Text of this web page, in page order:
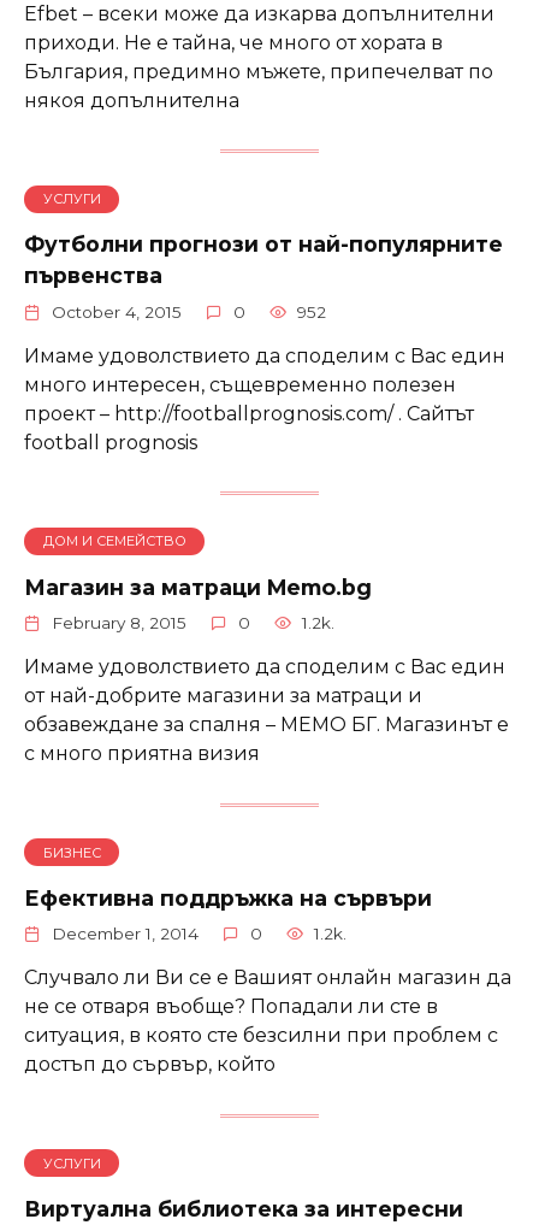
Efbet – всеки може да изкарва допълнителни
приходи. Не е тайна, че много от хората в
България, предимно мъжете, припечелват по
някоя допълнителна
УСЛУГИ
Футболни прогнози от най-популярните
първенства
October 4, 2015 0 952
Имаме удоволствието да споделим с Вас един
много интересен, същевременно полезен
проект – http://footballprognosis.com/ . Сайтът
football prognosis
ДОМ И СЕМЕЙСТВО
Магазин за матраци Memo.bg
February 8, 2015 0 1.2k.
Имаме удоволствието да споделим с Вас един
от най-добрите магазини за матраци и
обзавеждане за спалня – МЕМО БГ. Магазинът е
с много приятна визия
БИЗНЕС
Ефективна поддръжка на сървъри
December 1, 2014 0 1.2k.
Случвало ли Ви се е Вашият онлайн магазин да
не се отваря въобще? Попадали ли сте в
ситуация, в която сте безсилни при проблем с
достъп до сървър, който
УСЛУГИ
Виртуална библиотека за интересни